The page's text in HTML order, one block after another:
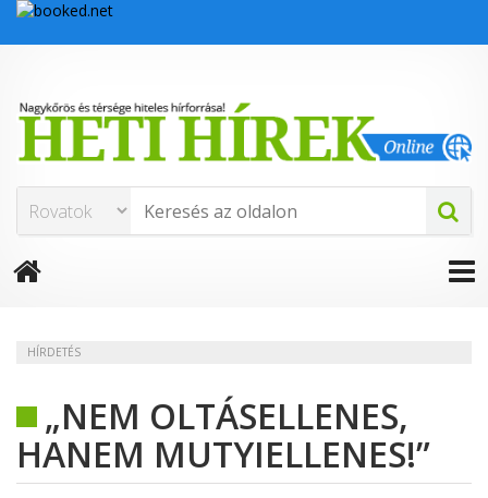
HÍRDETÉS
„NEM OLTÁSELLENES,
HANEM MUTYIELLENES!”